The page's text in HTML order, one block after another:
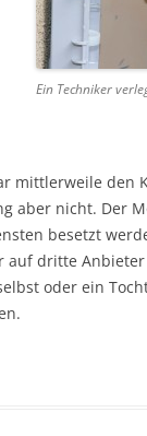
Ein Techniker
mittlerweile den
aber nicht. Der
besetzt
auf dritte
oder ein